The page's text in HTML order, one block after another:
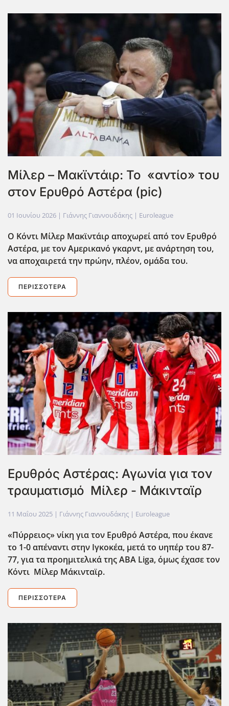
Μίλερ – Μακϊντάιρ: Το «αντίο» του
στον Ερυθρό Αστέρα (pic)
01 Ιουνίου 2026 | Γιάννης Γιαννουδάκης | Euroleague
Ο Κόντι Μίλερ Μακϊντάιρ αποχωρεί από τον Ερυθρό
Αστέρα, με τον Αμερικανό γκαρντ, με ανάρτηση του,
να αποχαιρετά την πρώην, πλέον, ομάδα του.
ΠΕΡΙΣΣΌΤΕΡΑ
Ερυθρός Αστέρας: Αγωνία για τον
τραυματισμό Μίλερ - Μάκινταϊρ
11 Μαΐου 2025 | Γιάννης Γιαννουδάκης | Euroleague
«Πύρρειος» νίκη για τον Ερυθρό Αστέρα, που έκανε
το 1-0 απέναντι στην Ιγκοκέα, μετά το υηπέρ του 87-
77, για τα προημιτελικά της ABA Liga, όμως έχασε τον
Κόντι Μίλερ Μάκινταϊρ.
ΠΕΡΙΣΣΌΤΕΡΑ